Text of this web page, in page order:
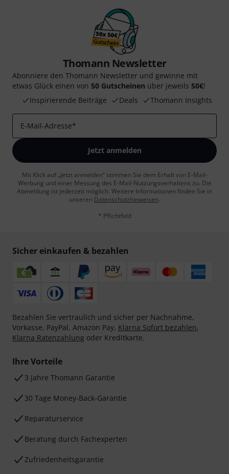
Thomann Newsletter
Abonniere den Thomann Newsletter und gewinne mit
etwas Glück einen von 50 Gutscheinen über jeweils 50€!
Inspirierende Beiträge
Deals Thomann Insights
E-Mail-Adresse*
Jetzt anmelden
Mit Klick auf „Jetzt anmelden“ stimmen Sie dem Erhalt von E-Mail-
Werbung und einer Messung des E-Mail-Nutzungsverhaltens zu. Die
Abmeldung ist jederzeit möglich. Weitere Informationen finden Sie in
unseren Datenschutzhinweisen.
* Pflichtfeld
Sicher einkaufen & bezahlen
Bezahlen Sie vertraulich und sicher per Nachnahme,
Vorkasse, PayPal, Amazon Pay, Klarna Sofort bezahlen,
Klarna Ratenzahlung oder Kreditkarte.
Ihre Vorteile
3 Jahre Thomann Garantie
30 Tage Money-Back-Garantie
Reparaturservice
Beratung durch Fachexperten
Zufriedenheitsgarantie